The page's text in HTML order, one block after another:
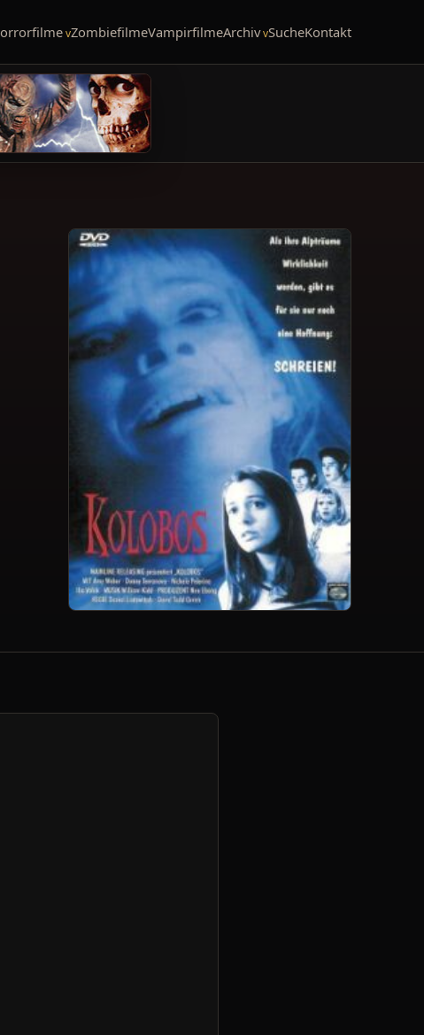
ZombiefilmeVampirfilmeArchiv SucheKontakt